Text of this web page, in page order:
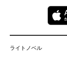
ライトノベル